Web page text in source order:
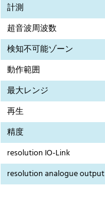
計測
超音波周波数
検知不可能ゾーン
動作範囲
最大レンジ
再生
精度
resolution IO-Link
resolution analogue output